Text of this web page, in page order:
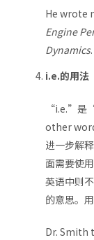
He wrote
Engine
Dynamics.
i.e.的用法
“i.e.”是
other
进一步解
面需要使
英语中则
的意思。
Dr. Smith